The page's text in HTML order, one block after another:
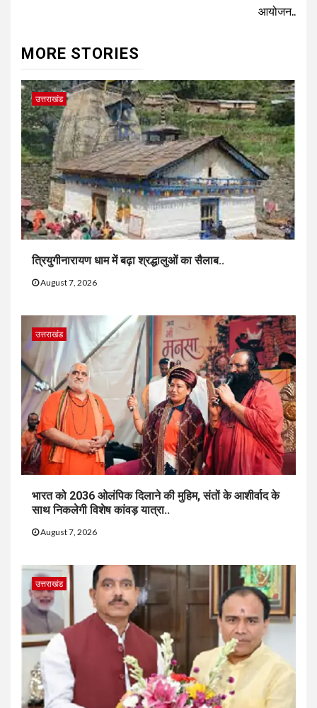
आयोजन..
MORE STORIES
उत्तराखंड
त्रियुगीनारायण धाम में बढ़ा श्रद्धालुओं का सैलाब..
August 7, 2026
उत्तराखंड
भारत को 2036 ओलंपिक दिलाने की मुहिम, संतों के आशीर्वाद के
साथ निकलेगी विशेष कांवड़ यात्रा..
August 7, 2026
उत्तराखंड